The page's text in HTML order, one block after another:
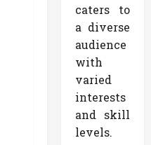
caters to
a diverse
audience
with
varied
interests
and skill
levels.